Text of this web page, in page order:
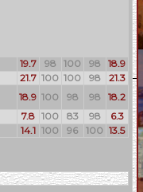
19.7 98 100 98
18.9
21.7 100 100 98
21.3
18.9 100 98 98
18.2
7.8 100 83 98
6.3
14.1 100 96 100 13.5